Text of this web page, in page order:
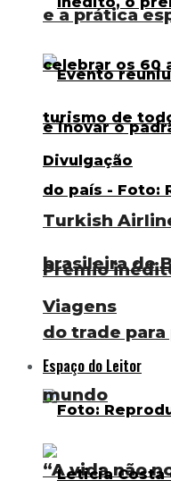
e a prática
Turkish
brasileira de
Viagens
Espaço do Leitor
“A vida não
Prêmio
do trade
mundo